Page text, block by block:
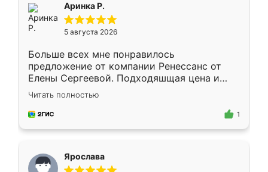
Аринка Р.
5 августа 2026
Больше всех мне понравилось
предложение от компании Ренессанс от
Елены Сергеевой. Подходяшщая цена и
короткие сроки изготовления. Приехавший
для замера сотрудник Владислав
предложил по моему эскизу самый
Читать полностью
1
Ярослава